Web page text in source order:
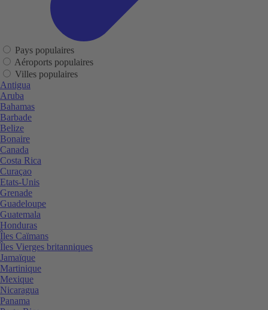
Pays populaires
Aéroports populaires
Villes populaires
Antigua
Aruba
Bahamas
Barbade
Belize
Bonaire
Canada
Costa Rica
Curaçao
Etats-Unis
Grenade
Guadeloupe
Guatemala
Honduras
Îles Caïmans
Îles Vierges britanniques
Jamaïque
Martinique
Mexique
Nicaragua
Panama